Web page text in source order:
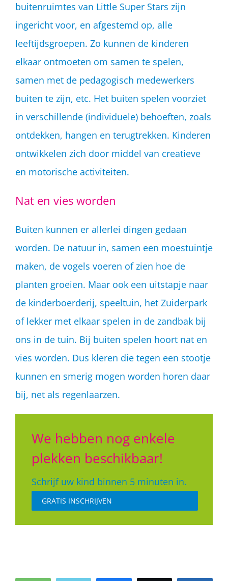
buitenruimtes van Little Super Stars zijn
ingericht voor, en afgestemd op, alle
leeftijdsgroepen. Zo kunnen de kinderen
elkaar ontmoeten om samen te spelen,
samen met de pedagogisch medewerkers
buiten te zijn, etc. Het buiten spelen voorziet
in verschillende (individuele) behoeften, zoals
ontdekken, hangen en terugtrekken. Kinderen
ontwikkelen zich door middel van creatieve
en motorische activiteiten.
Nat en vies worden
Buiten kunnen er allerlei dingen gedaan
worden. De natuur in, samen een moestuintje
maken, de vogels voeren of zien hoe de
planten groeien. Maar ook een uitstapje naar
de kinderboerderij, speeltuin, het Zuiderpark
of lekker met elkaar spelen in de zandbak bij
ons in de tuin. Bij buiten spelen hoort nat en
vies worden. Dus kleren die tegen een stootje
kunnen en smerig mogen worden horen daar
bij, net als regenlaarzen.
We hebben nog enkele
plekken beschikbaar!
Schrijf uw kind binnen 5 minuten in.
GRATIS INSCHRIJVEN